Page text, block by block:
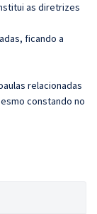
as diretrizes
ficando a
relacionadas
constando no